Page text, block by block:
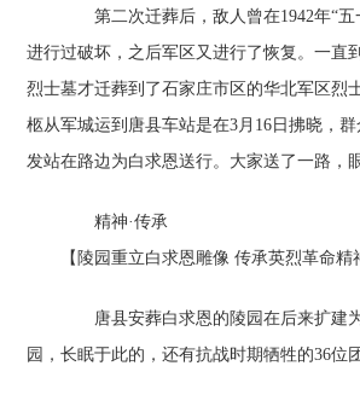
第二次迁葬后，敌人曾在1942年“五
进行过破坏，之后军区又进行了恢复。一直
烈士墓才迁葬到了石家庄市区的华北军区烈
柩从军城运到唐县车站是在3月16日拂晓，
发站在路边为白求恩送行。大家送了一路，
精神·传承
【陵园重立白求恩雕像 传承英烈革命精
唐县安葬白求恩的陵园在后来扩建
园，长眠于此的，还有抗战时期牺牲的36位